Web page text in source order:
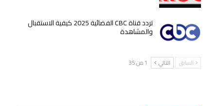
تردد قناة CBC الفضائية 2025 كيفية الاستقبال
والمشاهدة
السابق التالي 1 من 35